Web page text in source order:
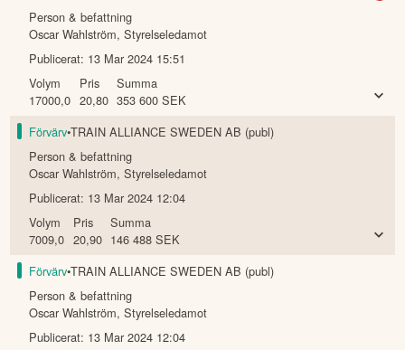
Person & befattning
Oscar Wahlström,Styrelseledamot
Publicerat: 13 Mar 2024 15:51
Volym
17000,0
Pris
20,80
Summa
353 600 SEK
Förvärv•TRAIN ALLIANCE SWEDEN AB (publ)
Person & befattning
Oscar Wahlström,Styrelseledamot
Publicerat: 13 Mar 2024 12:04
Volym
7009,0
Pris
20,90
Summa
146 488 SEK
Förvärv•TRAIN ALLIANCE SWEDEN AB (publ)
Person & befattning
Oscar Wahlström,Styrelseledamot
Publicerat: 13 Mar 2024 12:04